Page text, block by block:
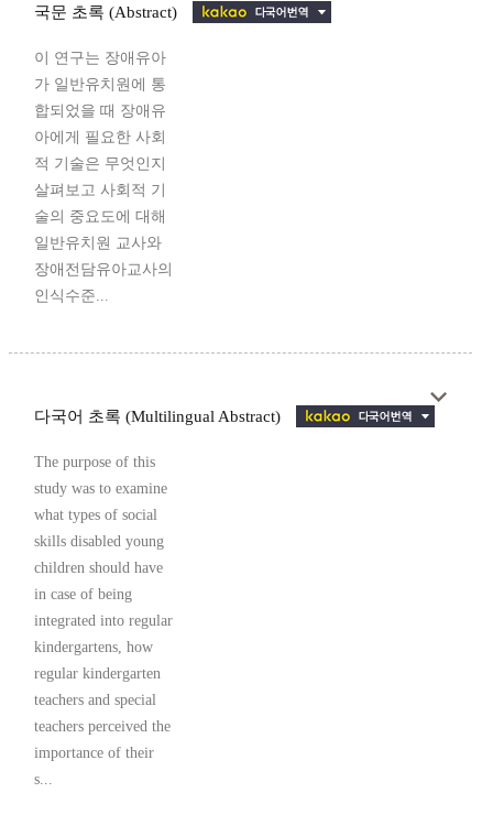
국문 초록 (Abstract)
이 연구는 장애유아
가 일반유치원에 통
합되었을 때 장애유
아에게 필요한 사회
적 기술은 무엇인지
살펴보고 사회적 기
술의 중요도에 대해
일반유치원 교사와
장애전담유아교사의
인식수준...
다국어 초록 (Multilingual Abstract)
The purpose of this
study was to examine
what types of social
skills disabled young
children should have
in case of being
integrated into regular
kindergartens, how
regular kindergarten
teachers and special
teachers perceived the
importance of their
s...